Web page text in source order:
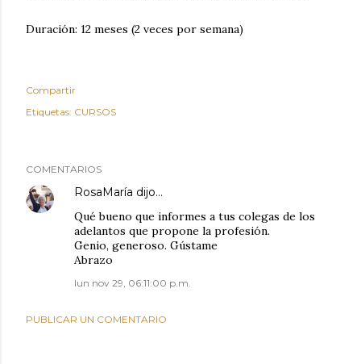
Duración: 12 meses (2 veces por semana)
Compartir
Etiquetas: CURSOS
COMENTARIOS
RosaMaría dijo…
Qué bueno que informes a tus colegas de los
adelantos que propone la profesión.
Genio, generoso. Gústame
Abrazo
lun nov 29, 06:11:00 p.m.
PUBLICAR UN COMENTARIO